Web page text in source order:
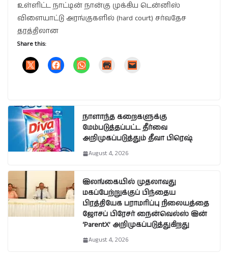
உள்ளிட்ட நாட்டின் நான்கு முக்கிய டென்னிஸ்
விளையாட்டு அரங்குகளில் (hard court) சர்வதேச
தரத்திலான
Share this:
நாளாந்த கறைகளுக்கு
மேம்படுத்தப்பட்ட தீர்வை
அறிமுகப்படுத்தும் தீவா பிரெஷ்
August 4, 2026
இலங்கையில் முதலாவது
மகப்பேற்றுக்குப் பிந்தைய
பிரத்தியேக பராமரிப்பு நிலையத்தை
ஜோசப் பிரேசர் நைன்வெல்ஸ் இன்
‘ParentX’ அறிமுகப்படுத்துகிறது
August 4, 2026